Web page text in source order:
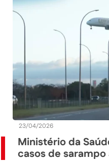
23/04/2026
Ministério da
casos de sarampo